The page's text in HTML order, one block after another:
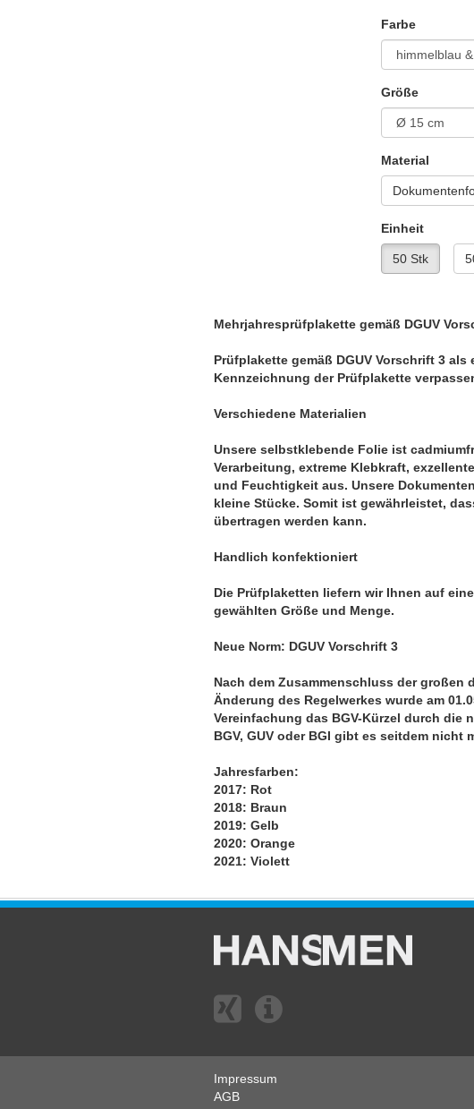
Farbe
Größe
Material
Einheit
50 Stk
Mehrjahresprüfplakette gemäß DGUV
Prüfplakette gemäß DGUV Vorschrift 3
Kennzeichnung der Prüfplakette
Verschiedene Materialien
Unsere selbstklebende Folie ist
Verarbeitung, extreme Klebkraft,
und Feuchtigkeit aus. Unsere
kleine Stücke. Somit ist gewährleistet,
übertragen werden kann.
Handlich konfektioniert
Die Prüfplaketten liefern wir Ihnen auf
gewählten Größe und Menge.
Neue Norm: DGUV Vorschrift 3
Nach dem Zusammenschluss der
Änderung des Regelwerkes wurde am
Vereinfachung das BGV-Kürzel durch die
BGV, GUV oder BGI gibt es seitdem nicht
Jahresfarben:
2017: Rot
2018: Braun
2019: Gelb
2020: Orange
2021: Violett
Impressum
AGB